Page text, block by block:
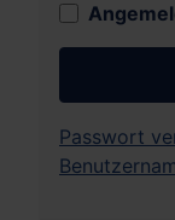
Passwort